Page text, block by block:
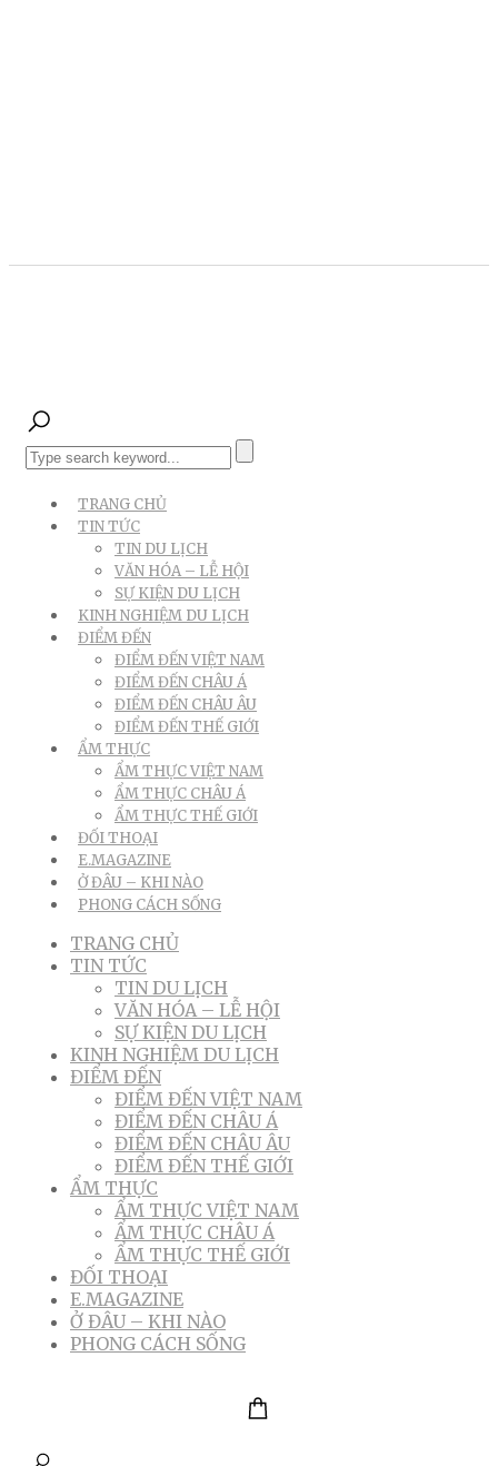
TRANG CHỦ
TIN TỨC
TIN DU LỊCH
VĂN HÓA – LỄ HỘI
SỰ KIỆN DU LỊCH
KINH NGHIỆM DU LỊCH
ĐIỂM ĐẾN
ĐIỂM ĐẾN VIỆT NAM
ĐIỂM ĐẾN CHÂU Á
ĐIỂM ĐẾN CHÂU ÂU
ĐIỂM ĐẾN THẾ GIỚI
ẨM THỰC
ẨM THỰC VIỆT NAM
ẨM THỰC CHÂU Á
ẨM THỰC THẾ GIỚI
ĐỐI THOẠI
E.MAGAZINE
Ở ĐÂU – KHI NÀO
PHONG CÁCH SỐNG
TRANG CHỦ
TIN TỨC
TIN DU LỊCH
VĂN HÓA – LỄ HỘI
SỰ KIỆN DU LỊCH
KINH NGHIỆM DU LỊCH
ĐIỂM ĐẾN
ĐIỂM ĐẾN VIỆT NAM
ĐIỂM ĐẾN CHÂU Á
ĐIỂM ĐẾN CHÂU ÂU
ĐIỂM ĐẾN THẾ GIỚI
ẨM THỰC
ẨM THỰC VIỆT NAM
ẨM THỰC CHÂU Á
ẨM THỰC THẾ GIỚI
ĐỐI THOẠI
E.MAGAZINE
Ở ĐÂU – KHI NÀO
PHONG CÁCH SỐNG